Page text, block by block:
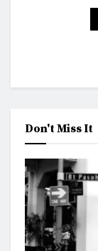
Don't Miss It